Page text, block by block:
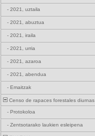
- 2021, uztaila
- 2021, abuztua
- 2021, iraila
- 2021, urria
- 2021, azaroa
- 2021, abendua
- Emaitzak
Censo de rapaces forestales diurnas
- Protokoloa
- Zentsotarako laukien esleipena